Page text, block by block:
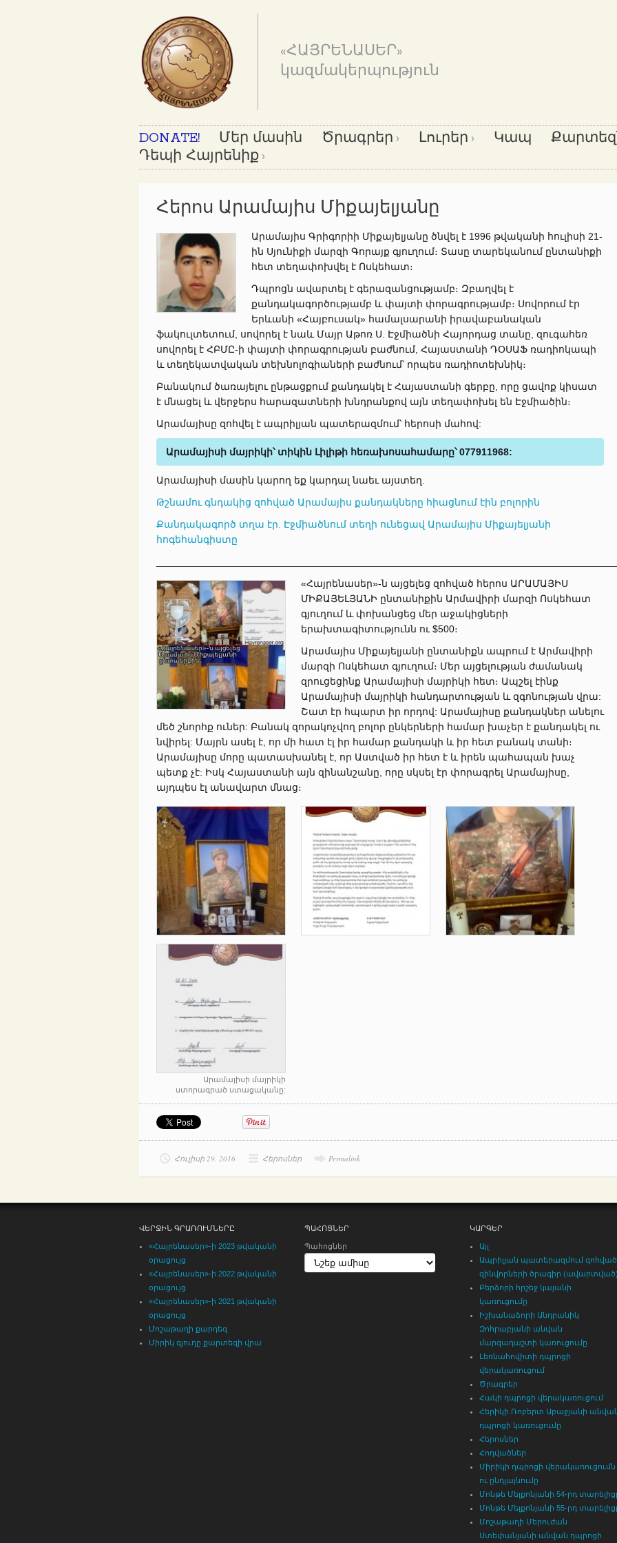
«ՀԱՅՐԵՆԱՍԵՐ»
կազմակերպություն
DONATE! Մեր մասին Ծրագրեր Լուրեր Կապ
Դեպի Հայրենիք
Հերոս Արամայիս Միքայելյանը
Արամայիս Գրիգորիի Միքայելյանը ծնվել է 1996 թվականի հուլիսի 21-
ին Սյունիքի մարզի Գորայք գյուղում։ Տասը տարեկանում ընտանիքի
հետ տեղափոխվել է Ոսկեհատ։
Դպրոցն ավարտել է գերազանցությամբ։ Զբաղվել է
քանդակագործությամբ և փայտի փորագրությամբ։ Սովորում էր
Երևանի «Հայբուսակ» համալսարանի իրավաբանական
ֆակուլտետում, սովորել է նաև Մայր Աթոռ Ս. Էջմիածնի Հայորդաց տանը, զուգահեռ
սովորել է ՀԲՄԸ-ի փայտի փորագրության բաժնում, Հայաստանի ԴՕՍԱՖ ռադիոկապի
և տեղեկատվական տեխնոլոգիաների բաժնում՝ որպես ռադիոտեխնիկ։
Բանակում ծառայելու ընթացքում քանդակել է Հայաստանի գերբը, որը ցավոք կիսատ
է մնացել և վերջերս հարազատների խնդրանքով այն տեղափոխել են Էջմիածին։
Արամայիսը զոհվել է ապրիլյան պատերազմում՝ հերոսի մահով:
Արամայիսի մայրիկի՝ տիկին Լիլիթի հեռախոսահամարը՝ 077911968:
Արամայիսի մասին կարող եք կարդալ նաեւ այստեղ.
Թշնամու գնդակից զոհված Արամայիս քանդակները հիացնում էին բոլորին
Քանդակագործ տղա էր. Էջմիածնում տեղի ունեցավ Արամայիս Միքայելյանի
հոգեհանգիստը
«Հայրենասեր»-ն այցելեց զոհված հերոս ԱՐԱՄԱՅԻՍ
ՄԻՔԱՅԵԼՅԱՆԻ ընտանիքին Արմավիրի մարզի Ոսկեհատ
գյուղում և փոխանցեց մեր աջակիցների
երախտագիտությունն ու $500։
Արամայիս Միքայելյանի ընտանիքն ապրում է Արմավիրի
մարզի Ոսկեհատ գյուղում։ Մեր այցելության ժամանակ
զրուցեցինք Արամայիսի մայրիկի հետ։ Ապշել էինք
Արամայիսի մայրիկի հանդարտության և զգոնության վրա:
Շատ էր հպարտ իր որդով: Արամայիսը քանդակներ անելու
մեծ շնորհք ուներ: Բանակ զորակոչվող բոլոր ընկերների համար խաչեր է քանդակել ու
նվիրել: Մայրն ասել է, որ մի հատ էլ իր համար քանդակի և իր հետ բանակ տանի։
Արամայիսը մորը պատասխանել է, որ Աստված իր հետ է և իրեն պահապան խաչ
պետք չէ: Իսկ Հայաստանի այն զինանշանը, որը սկսել էր փորագրել Արամայիսը,
այդպես էլ անավարտ մնաց։
Արամայիսի մայրիկի
ստորագրած ստացականը:
Հուլիսի 29, 2016 Հերոսներ Permalink
ՎԵՐՋԻՆ ԳՐԱՌՈՒՄՆԵՐԸ
«Հայրենասեր»-ի 2023 թվականի
օրացույց
«Հայրենասեր»-ի 2022 թվականի
օրացույց
«Հայրենասեր»-ի 2021 թվականի
օրացույց
Մոշաթաղի քարդեզ
Միրիկ գյուղը քարտեզի վրա
ՊԱՀՈՑՆԵՐ
Պահոցներ
ԿԱՐԳԵՐ
Այլ
Ապրիլյան պատերազմում զոհված
զինվորների ծրագիր (ավարտված)
Բերձորի հրշեջ կայանի
կառուցումը
Իշխանաձորի Անդրանիկ
Զոհրաբյանի անվան
մարզադաշտի կառուցումը
Լեռնահովիտի դպրոցի
վերակառուցում
Ծրագրեր
Հակի դպրոցի վերակառուցում
Հերիկի Ռոբերտ Աբաջյանի
դպրոցի կառուցումը
Հերոսներ
Հոդվածներ
Միրիկի դպրոցի վերակառուցումն
ու ընդլայնումը
Մոնթե Մելքոնյանի 54-րդ
Մոնթե Մելքոնյանի 55-րդ
Մոշաթաղի Մերուժան
Ստեփանյանի անվան դպրոցի